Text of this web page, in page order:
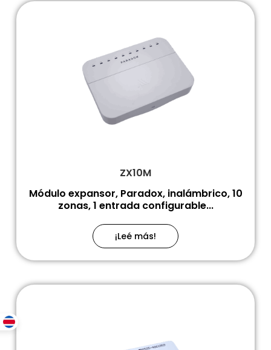
ZX10M
Módulo expansor, Paradox, inalámbrico, 10
zonas, 1 entrada configurable...
¡Leé más!